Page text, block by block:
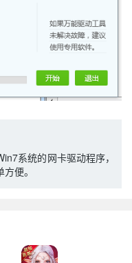
系统的网卡驱动程序，
便。